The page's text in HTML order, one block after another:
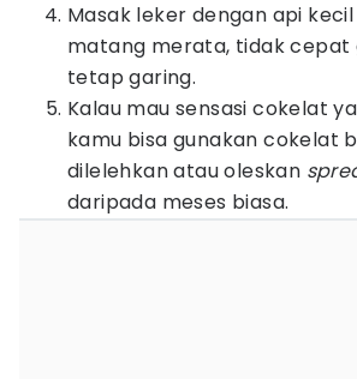
Masak leker dengan api
matang merata, tidak cepat
tetap garing.
Kalau mau sensasi cokelat
kamu bisa gunakan cokelat
dilelehkan atau oleskan
daripada meses biasa.